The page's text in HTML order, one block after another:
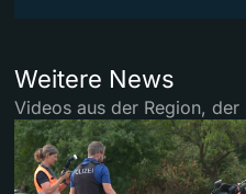
Weitere News
Videos aus der Region,